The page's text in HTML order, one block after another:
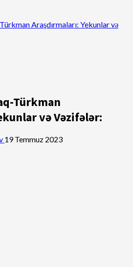
Araşdırmaları: Yekunlar və
Türkman
və Vəzifələr:
19 Temmuz 2023